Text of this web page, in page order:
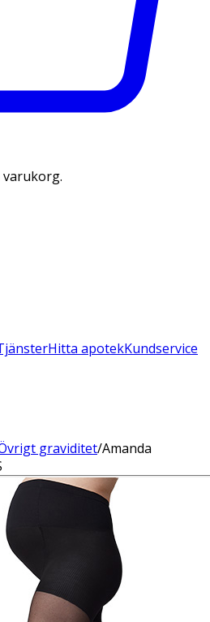
Hitta apotekKundservice
graviditet/Amanda